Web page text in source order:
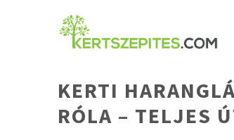
KERTI
RÓLA – TELJES